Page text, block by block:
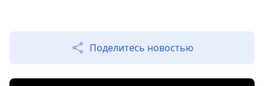
Поделитесь новостью